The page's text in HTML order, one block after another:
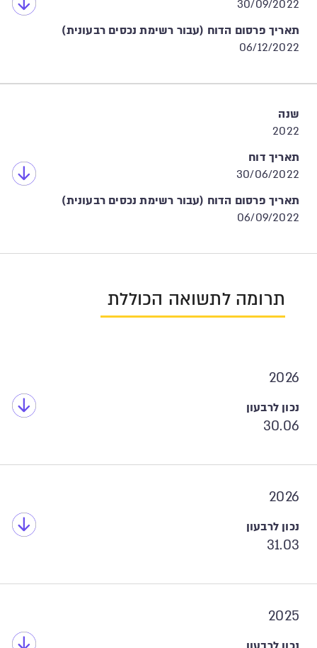
30/09/2022
תאריך פרסום הדוח (עבור רשימת נכסים רבעונית)
06/12/2022
שנה
2022
תאריך דוח
30/06/2022
תאריך פרסום הדוח (עבור רשימת נכסים רבעונית)
06/09/2022
תרומה לתשואה הכוללת
2026
30.06
2026
31.03
2025